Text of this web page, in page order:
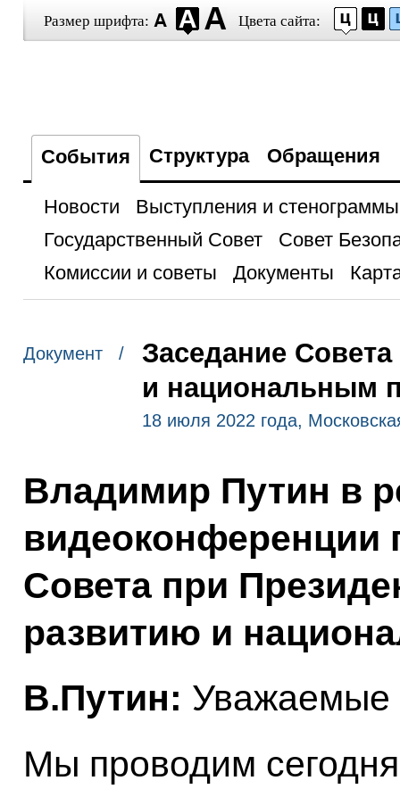
Размер шрифта: Цвета сайта:
События Структура Обращения
Новости
Выступления и стенограммы
Государственный Совет
Совет
Комиссии и советы
Документы
Документ /
Заседание
и национальным
18 июля 2022 года,
Владимир Путин в
видеоконференции
Совета при
развитию и
В.Путин: Уважаемые
Мы проводим